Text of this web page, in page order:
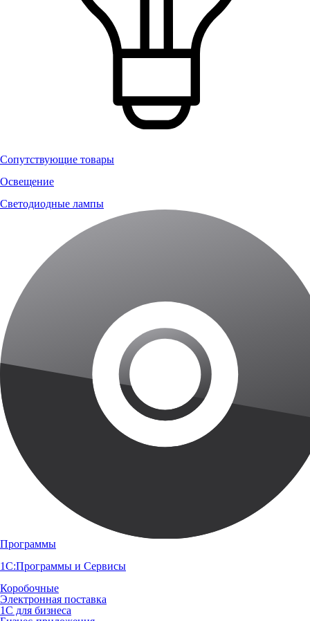
Сопутствующие товары
Освещение
Светодиодные лампы
Программы
1С:Программы и Сервисы
Коробочные
Электронная поставка
1С для бизнеса